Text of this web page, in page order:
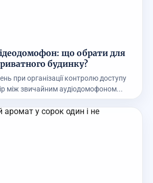
що обрати для
будинку?
при організації контролю доступу
між звичайним аудіодомофоном...